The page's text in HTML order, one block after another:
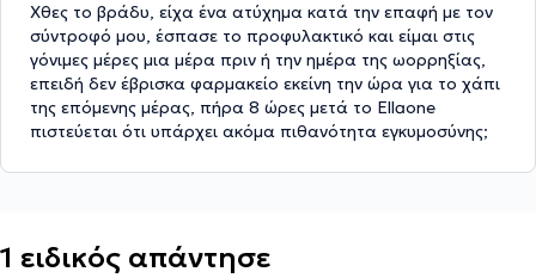
Χθες το βράδυ, είχα ένα ατύχημα κατά την επαφή με τον
σύντροφό μου, έσπασε το προφυλακτικό και είμαι στις
γόνιμες μέρες μια μέρα πριν ή την ημέρα της ωορρηξίας,
επειδή δεν έβρισκα φαρμακείο εκείνη την ώρα για το χάπι
της επόμενης μέρας, πήρα 8 ώρες μετά το Ellaone
πιστεύεται ότι υπάρχει ακόμα πιθανότητα εγκυμοσύνης;
1 ειδικός απάντησε